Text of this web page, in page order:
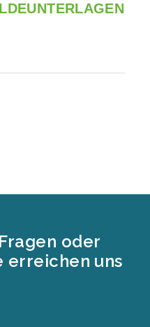
oder
erreichen uns